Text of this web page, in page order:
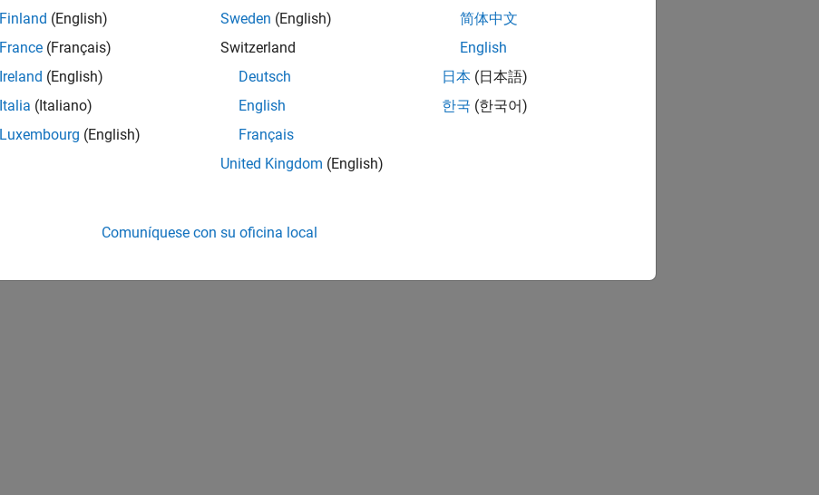
Finland (English)
France (Français)
Ireland (English)
Italia (Italiano)
Luxembourg (English)
Sweden (English)
Switzerland
Deutsch
English
Français
United Kingdom (English)
简体中文
English
日本 (日本語)
한국 (한국어)
Comuníquese con su oficina local